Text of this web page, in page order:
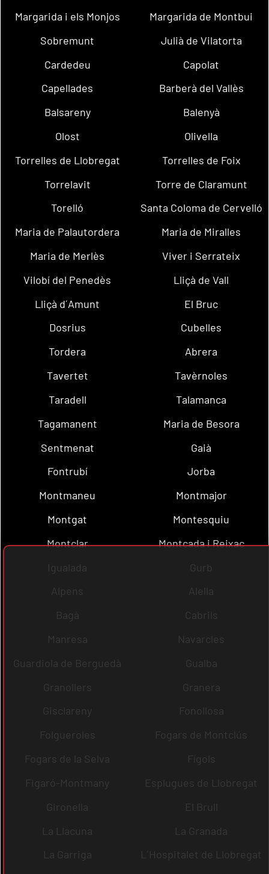
Margarida i els Monjos
Margarida de Montbui
Sobremunt
Julià de Vilatorta
Cardedeu
Capolat
Capellades
Barberà del Vallès
Balsareny
Balenyà
Olost
Olivella
Torrelles de Llobregat
Torrelles de Foix
Torrelavit
Torre de Claramunt
Torelló
Santa Coloma de Cervelló
Maria de Palautordera
Maria de Miralles
Maria de Merlès
Viver i Serrateix
Vilobí del Penedès
Lliçà de Vall
Lliçà d´Amunt
El Bruc
Dosrius
Cubelles
Tordera
Abrera
Tavertet
Tavèrnoles
Taradell
Talamanca
Tagamanent
Maria de Besora
Sentmenat
Gaià
Fontrubí
Jorba
Montmaneu
Montmajor
Montgat
Montesquiu
Montclar
Montcada i Reixac
Igualada
Gurb
Alpens
Alella
Bagà
Cabrils
Manresa
Navarcles
Guardiola de Berguedà
Gualba
Granollers
Granera
Gisclareny
Fonollosa
Folgueroles
Fogars de Montclús
Fogars de la Selva
Fígols
Figaró-Montmany
Esplugues de Llobregat
Gironella
El Brull
La Llacuna
La Granada
La Garriga
L´Hospitalet de Llobregat